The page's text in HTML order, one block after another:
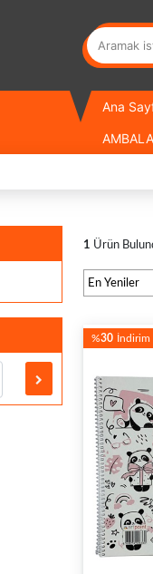
Ana
1 Ürün
%30 İndirim